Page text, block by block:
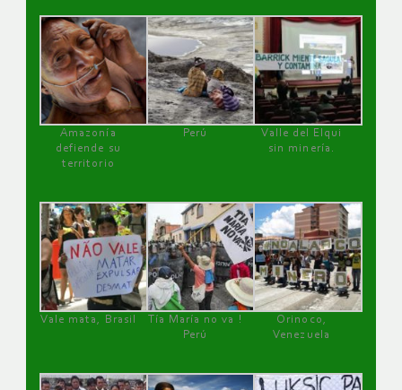
Amazonía
defiende su
territorio
Perú
Valle del Elqui
sin minería.
Vale mata, Brasil
Tía María no va !
Perú
Orinoco,
Venezuela